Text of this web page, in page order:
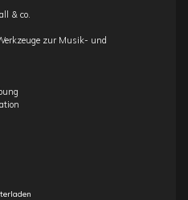
& co.
zur Musik- und